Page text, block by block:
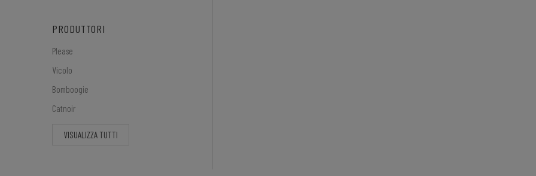
PRODUTTORI
Please
Vicolo
Bomboogie
Catnoir
VISUALIZZA TUTTI